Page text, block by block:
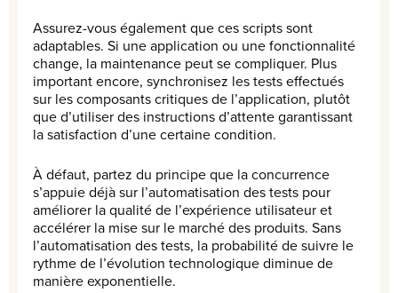
Assurez-vous également que ces scripts sont
adaptables. Si une application ou une fonctionnalité
change, la maintenance peut se compliquer. Plus
important encore, synchronisez les tests effectués
sur les composants critiques de l’application, plutôt
que d’utiliser des instructions d’attente garantissant
la satisfaction d’une certaine condition.
À défaut, partez du principe que la concurrence
s’appuie déjà sur l’automatisation des tests pour
améliorer la qualité de l’expérience utilisateur et
accélérer la mise sur le marché des produits. Sans
l’automatisation des tests, la probabilité de suivre le
rythme de l’évolution technologique diminue de
manière exponentielle.